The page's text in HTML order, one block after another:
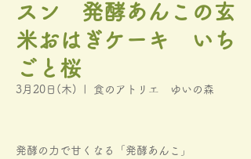
スン 発酵あんこの玄
米おはぎケーキ いち
ごと桜
3月20日(木) 食のアトリエ ゆいの森
発酵の力で甘くなる「発酵あんこ」